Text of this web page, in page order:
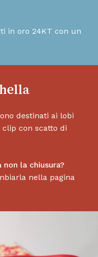
in oro 24KT con un
destinati ai lobi
con scatto di
la chiusura?
nella pagina